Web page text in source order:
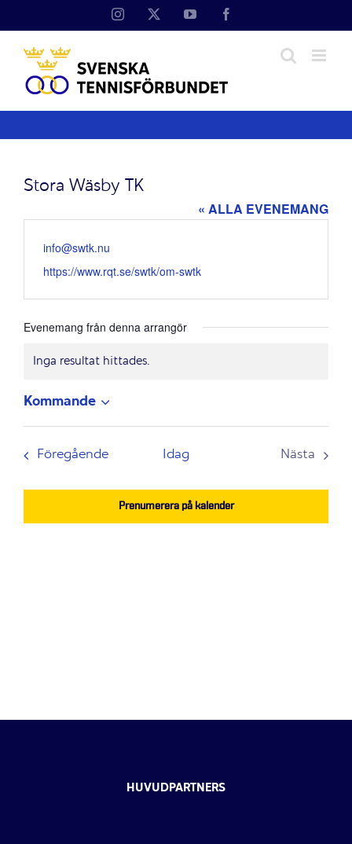
Instagram YouTube
Stora Wäsby TK
« ALLA EVENEMANG
Email
info@swtk.nu
Website
https://www.rqt.se/swtk/om-swtk
Evenemang från denna arrangör
Notis
Inga resultat hittades.
Kommande
Välj
datum.
FöregåendeEvenemang
Idag
Nästa
Prenumerera på kalender
HUVUDPARTNERS